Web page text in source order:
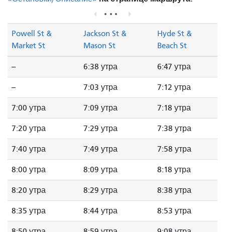
Powell St &
Market St
Jackson St &
Mason St
Hyde St &
Beach St
-- 6:38 утра 6:47 утра
-- 7:03 утра 7:12 утра
7:00 утра 7:09 утра 7:18 утра
7:20 утра 7:29 утра 7:38 утра
7:40 утра 7:49 утра 7:58 утра
8:00 утра 8:09 утра 8:18 утра
8:20 утра 8:29 утра 8:38 утра
8:35 утра 8:44 утра 8:53 утра